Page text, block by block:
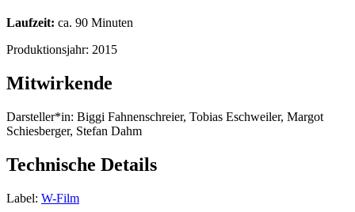
Laufzeit: ca. 90 Minuten
Produktionsjahr: 2015
Mitwirkende
Darsteller*in: Biggi Fahnenschreier, Tobias Eschweiler, Margot
Schiesberger, Stefan Dahm
Technische Details
Label: W-Film